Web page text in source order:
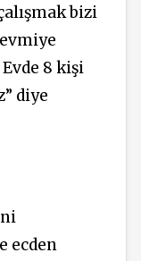
bizi
8 kişi
diye
ecden